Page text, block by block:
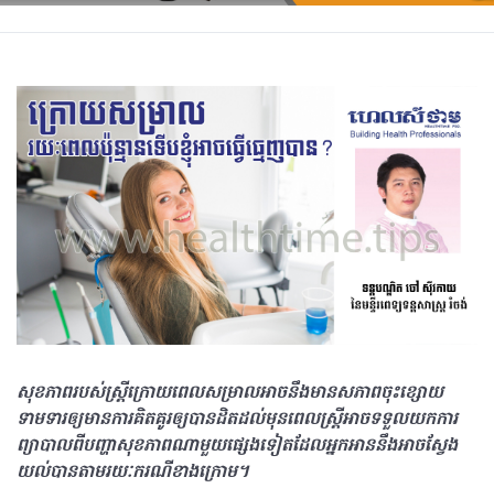
សុខភាពរបស់ស្ត្រីក្រោយពេលសម្រាលអាចនឹងមានសភាពចុះខ្សោយ
ទាមទារឲ្យមានការគិតគូរឲ្យបានដិតដល់មុនពេលស្រ្តីអាចទទួលយកការ
ព្យាបាលពីបញ្ហាសុខភាពណាមួយផ្សេងទៀតដែលអ្នកអាននឹងអាចស្វែង
យល់បានតាមរយៈករណីខាងក្រោម។